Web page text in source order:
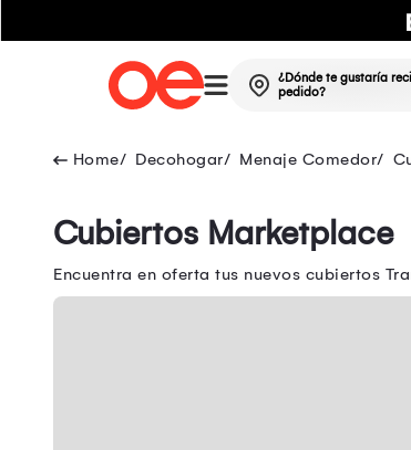
¿Dónde te gustaría
pedido?
Decohogar Menaje Comedor
Cubiertos Marketplace
Encuentra en oferta tus nuevos cubiertos